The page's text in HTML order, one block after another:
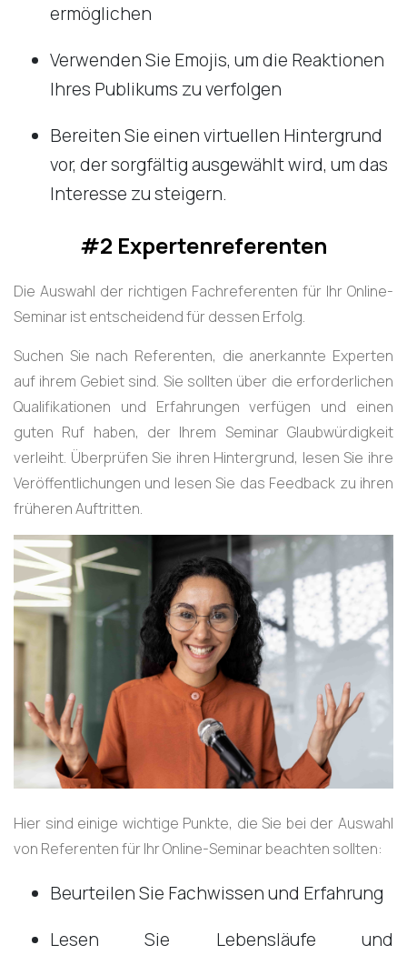
ermöglichen
Verwenden Sie Emojis, um die Reaktionen
Ihres Publikums zu verfolgen
Bereiten Sie einen virtuellen Hintergrund
vor, der sorgfältig ausgewählt wird, um das
Interesse zu steigern.
#2 Expertenreferenten
Die Auswahl der richtigen Fachreferenten für Ihr Online-
Seminar ist entscheidend für dessen Erfolg.
Suchen Sie nach Referenten, die anerkannte Experten
auf ihrem Gebiet sind. Sie sollten über die erforderlichen
Qualifikationen und Erfahrungen verfügen und einen
guten Ruf haben, der Ihrem Seminar Glaubwürdigkeit
verleiht. Überprüfen Sie ihren Hintergrund, lesen Sie ihre
Veröffentlichungen und lesen Sie das Feedback zu ihren
früheren Auftritten.
Hier sind einige wichtige Punkte, die Sie bei der Auswahl
von Referenten für Ihr Online-Seminar beachten sollten:
Beurteilen Sie Fachwissen und Erfahrung
Lesen Sie Lebensläufe und